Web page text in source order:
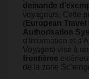
demande
voyageurs. Cette
( European
Authorisation
d'Information et
Voyages) vise à
frontières
de la zone